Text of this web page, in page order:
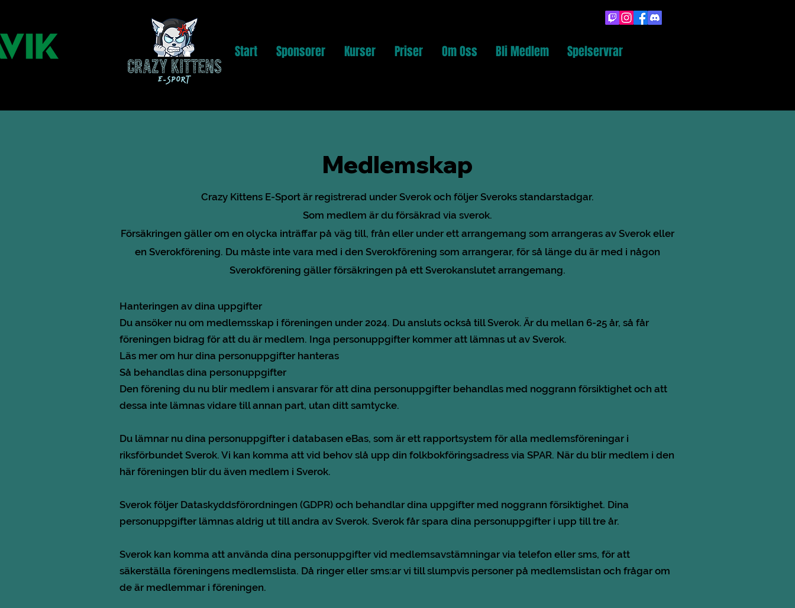
Start Sponsorer Kurser Priser Om Oss Bli Medlem Spelservrar
Medlemskap
Crazy Kittens E-Sport är registrerad under Sverok och följer Sveroks standarstadgar.
Som medlem är du försäkrad via sverok.
Försäkringen gäller om en olycka inträffar på väg till, från eller under ett arrangemang som arrangeras av Sverok eller
en Sverokförening. Du måste inte vara med i den Sverokförening som arrangerar, för så länge du är med i någon
Sverokförening gäller försäkringen på ett Sverokanslutet arrangemang.
Hanteringen av dina uppgifter
Du ansöker nu om medlemsskap i föreningen under 2024. Du ansluts också till Sverok. Är du mellan 6-25 år, så får
föreningen bidrag för att du är medlem. Inga personuppgifter kommer att lämnas ut av Sverok.
Läs mer om hur dina personuppgifter hanteras
Så behandlas dina personuppgifter
Den förening du nu blir medlem i ansvarar för att dina personuppgifter behandlas med noggrann försiktighet och att
dessa inte lämnas vidare till annan part, utan ditt samtycke.
Du lämnar nu dina personuppgifter i databasen eBas, som är ett rapportsystem för alla medlemsföreningar i
riksförbundet Sverok. Vi kan komma att vid behov slå upp din folkbokföringsadress via SPAR. När du blir medlem i den
här föreningen blir du även medlem i Sverok.
Sverok följer Dataskyddsförordningen (GDPR) och behandlar dina uppgifter med noggrann försiktighet. Dina
personuppgifter lämnas aldrig ut till andra av Sverok. Sverok får spara dina personuppgifter i upp till tre år.
Sverok kan komma att använda dina personuppgifter vid medlemsavstämningar via telefon eller sms, för att
säkerställa föreningens medlemslista. Då ringer eller sms:ar vi till slumpvis personer på medlemslistan och frågar om
de är medlemmar i föreningen.